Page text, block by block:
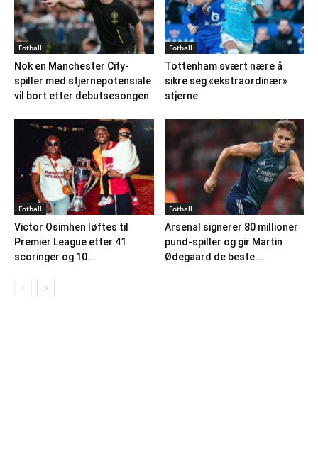
Fotball
Nok en Manchester City-
spiller med stjernepotensiale
vil bort etter debutsesongen
Fotball
Tottenham svært nære å
sikre seg «ekstraordinær»
stjerne
Fotball
Victor Osimhen løftes til
Premier League etter 41
scoringer og 10...
Fotball
Arsenal signerer 80 millioner
pund-spiller og gir Martin
Ødegaard de beste...